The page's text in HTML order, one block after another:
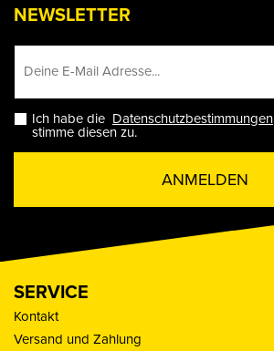
NEWSLETTER
Ich habe die Datenschutzbestimmungen
stimme diesen zu.
ANMELDEN
SERVICE
Kontakt
Versand und Zahlung